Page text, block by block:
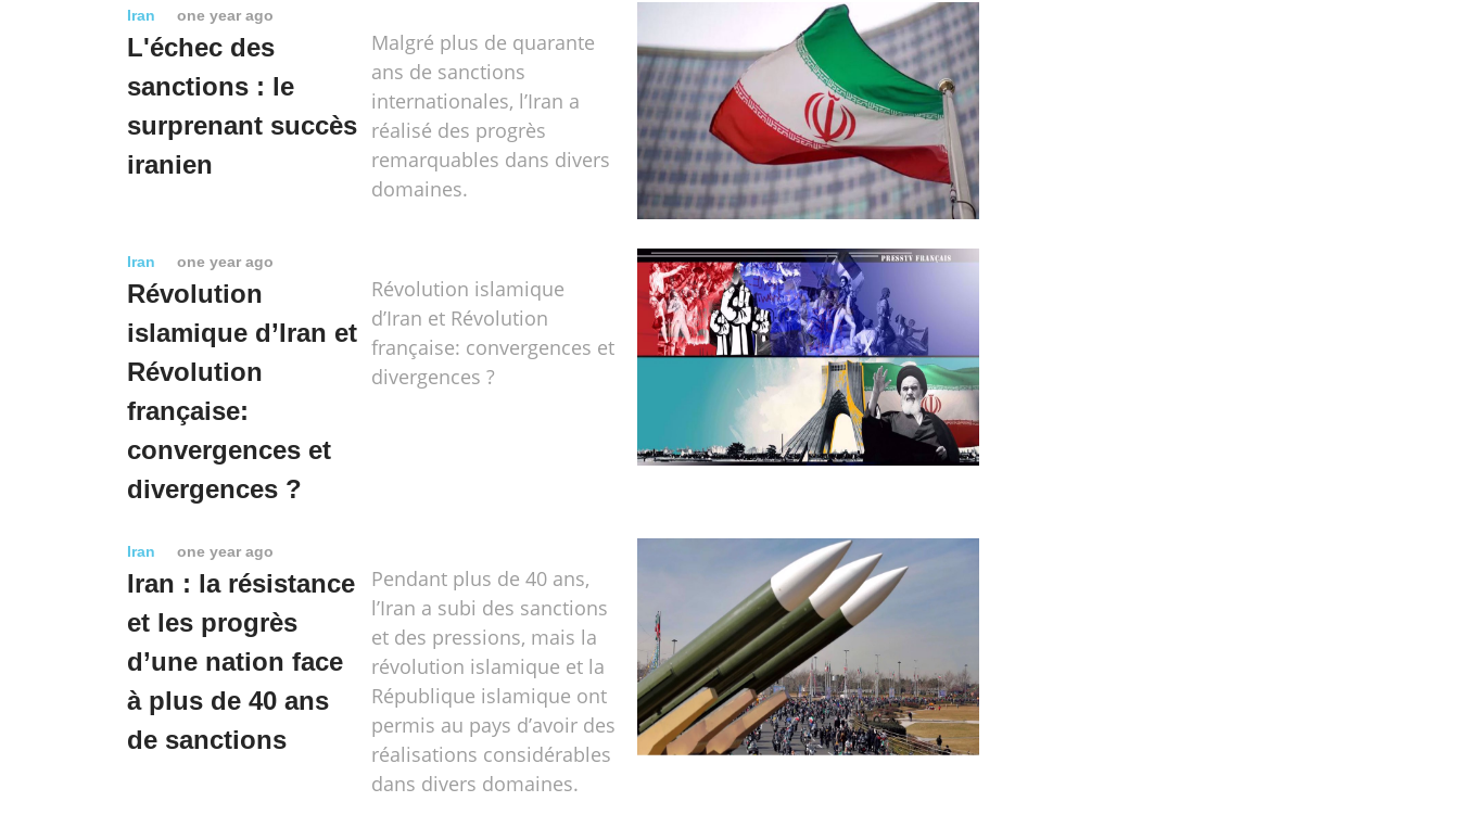
Iran one year ago
L'échec des
sanctions : le
surprenant succès
iranien
Malgré plus de quarante
ans de sanctions
internationales, l’Iran a
réalisé des progrès
remarquables dans divers
domaines.
Iran one year ago
Révolution
islamique d’Iran et
Révolution
française:
convergences et
divergences ?
Révolution islamique
d’Iran et Révolution
française: convergences et
divergences ?
Iran one year ago
Iran : la résistance
et les progrès
d’une nation face
à plus de 40 ans
de sanctions
Pendant plus de 40 ans,
l’Iran a subi des sanctions
et des pressions, mais la
révolution islamique et la
République islamique ont
permis au pays d’avoir des
réalisations considérables
dans divers domaines.